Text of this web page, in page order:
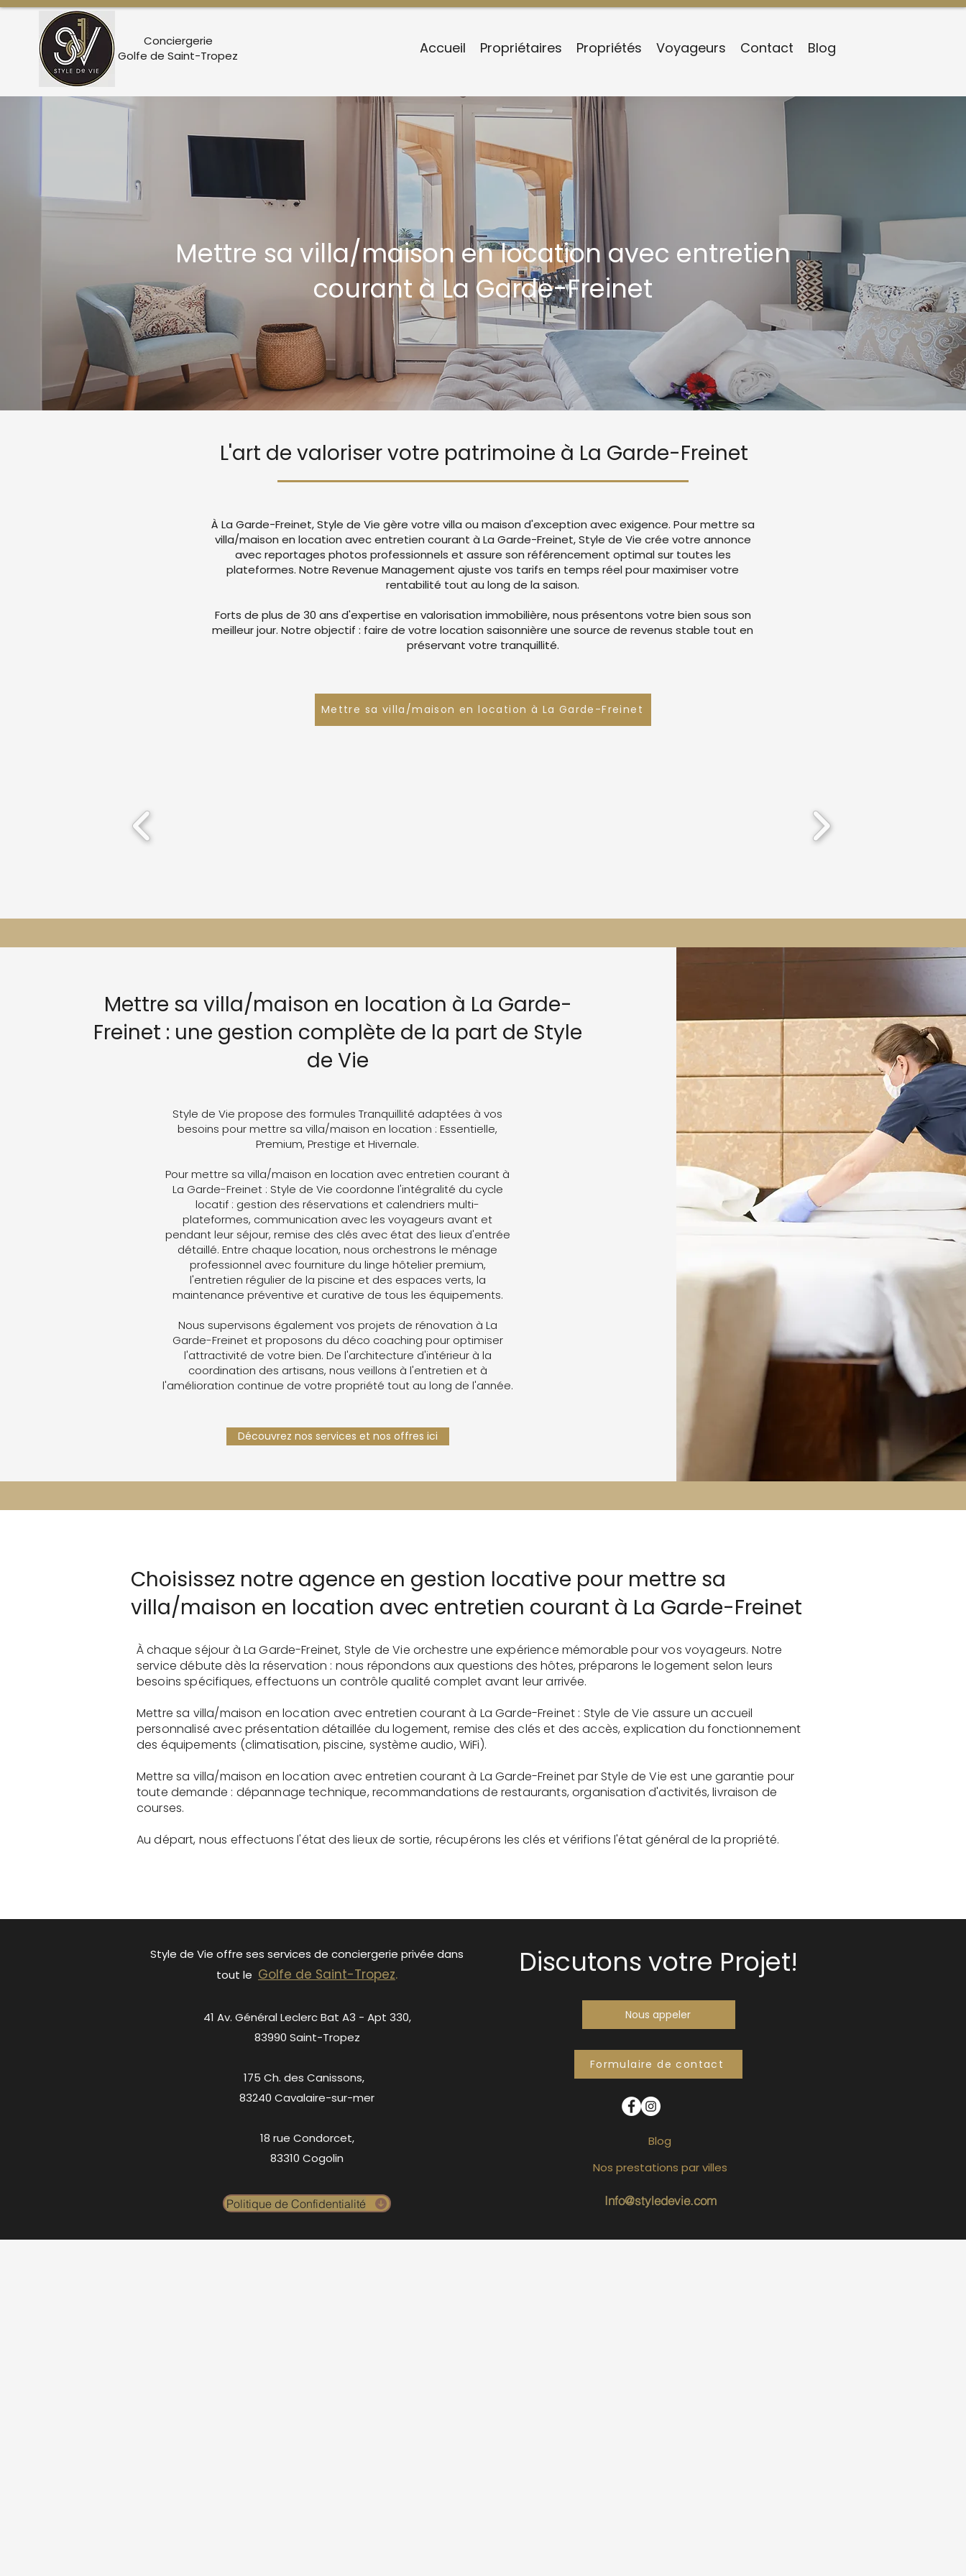
Conciergerie
Golfe de Saint-Tropez
Accueil Propriétaires Propriétés Voyageurs Contact Blog
Mettre sa villa/maison en location avec entretien
courant à La Garde-Freinet
L'art de valoriser votre patrimoine à La Garde-Freinet
À La Garde-Freinet, Style de Vie gère votre villa ou maison d'exception avec exigence. Pour mettre sa
villa/maison en location avec entretien courant à La Garde-Freinet, Style de Vie crée votre annonce
avec reportages photos professionnels et assure son référencement optimal sur toutes les
plateformes. Notre Revenue Management ajuste vos tarifs en temps réel pour maximiser votre
rentabilité tout au long de la saison.
Forts de plus de 30 ans d'expertise en valorisation immobilière, nous présentons votre bien sous son
meilleur jour. Notre objectif : faire de votre location saisonnière une source de revenus stable tout en
préservant votre tranquillité.
Mettre sa villa/maison en location à La Garde-Freinet
Mettre sa villa/maison en location à La Garde-
Freinet : une gestion complète de la part de Style
de Vie
Style de Vie propose des formules Tranquillité adaptées à vos
besoins pour mettre sa villa/maison en location : Essentielle,
Premium, Prestige et Hivernale.
Pour mettre sa villa/maison en location avec entretien courant à
La Garde-Freinet : Style de Vie coordonne l'intégralité du cycle
locatif : gestion des réservations et calendriers multi-
plateformes, communication avec les voyageurs avant et
pendant leur séjour, remise des clés avec état des lieux d'entrée
détaillé. Entre chaque location, nous orchestrons le ménage
professionnel avec fourniture du linge hôtelier premium,
l'entretien régulier de la piscine et des espaces verts, la
maintenance préventive et curative de tous les équipements.
Nous supervisons également vos projets de rénovation à La
Garde-Freinet et proposons du déco coaching pour optimiser
l'attractivité de votre bien. De l'architecture d'intérieur à la
coordination des artisans, nous veillons à l'entretien et à
l'amélioration continue de votre propriété tout au long de l'année.
Découvrez nos services et nos offres ici
Choisissez notre agence en gestion locative pour mettre sa
villa/maison en location avec entretien courant à La Garde-Freinet
À chaque séjour à La Garde-Freinet, Style de Vie orchestre une expérience mémorable pour vos voyageurs. Notre
service débute dès la réservation : nous répondons aux questions des hôtes, préparons le logement selon leurs
besoins spécifiques, effectuons un contrôle qualité complet avant leur arrivée.
Mettre sa villa/maison en location avec entretien courant à La Garde-Freinet : Style de Vie assure un accueil
personnalisé avec présentation détaillée du logement, remise des clés et des accès, explication du fonctionnement
des équipements (climatisation, piscine, système audio, WiFi).
Mettre sa villa/maison en location avec entretien courant à La Garde-Freinet par Style de Vie est une garantie pour
toute demande : dépannage technique, recommandations de restaurants, organisation d'activités, livraison de
courses.
Au départ, nous effectuons l'état des lieux de sortie, récupérons les clés et vérifions l'état général de la propriété.
Style de Vie offre ses services de conciergerie privée dans
tout le Golfe de Saint-Tropez.
41 Av. Général Leclerc Bat A3 - Apt 330,
83990 Saint-Tropez
175 Ch. des Canissons,
83240 Cavalaire-sur-mer
18 rue Condorcet,
83310 Cogolin
Politique de Confidentialité
Discutons votre Projet!
Nous appeler
Formulaire de contact
Blog
Info@styledevie.com
Nos prestations par villes